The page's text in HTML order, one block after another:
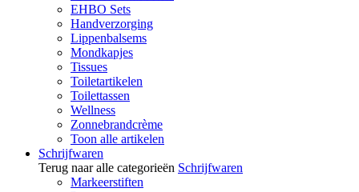
EHBO Sets
Handverzorging
Lippenbalsems
Mondkapjes
Tissues
Toiletartikelen
Toilettassen
Wellness
Zonnebrandcrème
Toon alle artikelen
Schrijfwaren
Terug naar alle categorieën Schrijfwaren
Markeerstiften